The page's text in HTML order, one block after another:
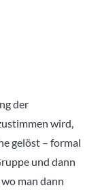
der
wird,
gelöst – formal
und dann
man dann